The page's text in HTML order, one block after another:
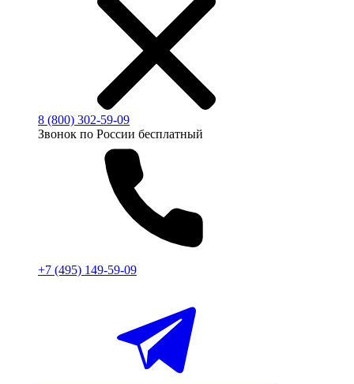
8 (800) 302-59-09
Звонок по России бесплатный
+7 (495) 149-59-09